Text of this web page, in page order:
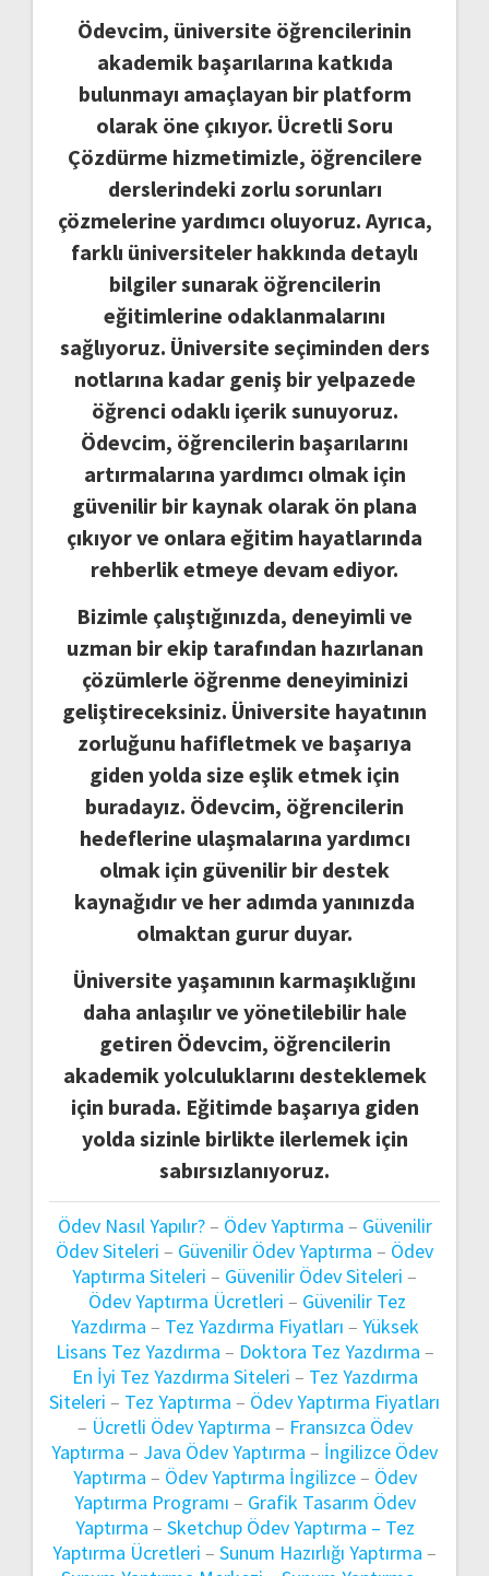
Ödevcim, üniversite öğrencilerinin
akademik başarılarına katkıda
bulunmayı amaçlayan bir platform
olarak öne çıkıyor. Ücretli Soru
Çözdürme hizmetimizle, öğrencilere
derslerindeki zorlu sorunları
çözmelerine yardımcı oluyoruz. Ayrıca,
farklı üniversiteler hakkında detaylı
bilgiler sunarak öğrencilerin
eğitimlerine odaklanmalarını
sağlıyoruz. Üniversite seçiminden ders
notlarına kadar geniş bir yelpazede
öğrenci odaklı içerik sunuyoruz.
Ödevcim, öğrencilerin başarılarını
artırmalarına yardımcı olmak için
güvenilir bir kaynak olarak ön plana
çıkıyor ve onlara eğitim hayatlarında
rehberlik etmeye devam ediyor.
Bizimle çalıştığınızda, deneyimli ve
uzman bir ekip tarafından hazırlanan
çözümlerle öğrenme deneyiminizi
geliştireceksiniz. Üniversite hayatının
zorluğunu hafifletmek ve başarıya
giden yolda size eşlik etmek için
buradayız. Ödevcim, öğrencilerin
hedeflerine ulaşmalarına yardımcı
olmak için güvenilir bir destek
kaynağıdır ve her adımda yanınızda
olmaktan gurur duyar.
Üniversite yaşamının karmaşıklığını
daha anlaşılır ve yönetilebilir hale
getiren Ödevcim, öğrencilerin
akademik yolculuklarını desteklemek
için burada. Eğitimde başarıya giden
yolda sizinle birlikte ilerlemek için
sabırsızlanıyoruz.
Ödev Nasıl Yapılır?– Ödev Yaptırma – Güvenilir
Ödev Siteleri – Güvenilir Ödev Yaptırma – Ödev
Yaptırma Siteleri – Güvenilir Ödev Siteleri –
Ödev Yaptırma Ücretleri – Güvenilir Tez
Yazdırma – Tez Yazdırma Fiyatları – Yüksek
Lisans Tez Yazdırma – Doktora Tez Yazdırma –
En İyi Tez Yazdırma Siteleri – Tez Yazdırma
Siteleri – Tez Yaptırma – Ödev Yaptırma Fiyatları
– Ücretli Ödev Yaptırma – Fransızca Ödev
Yaptırma – Java Ödev Yaptırma – İngilizce Ödev
Yaptırma – Ödev Yaptırma İngilizce– Ödev
Yaptırma Programı – Grafik Tasarım Ödev
Yaptırma – Sketchup Ödev Yaptırma – Tez
Yaptırma Ücretleri – Sunum Hazırlığı Yaptırma –